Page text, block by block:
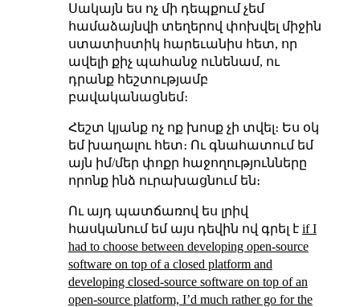
Սակայն ես ոչ մի դեպքում չեմ
համաձայնվի տեղերով փոխվել միջին
ստատիստիկ հարեւանիս հետ, որ
ավելի քիչ պահանջ ունենամ, ու
դրանք հեշտությամբ
բավականացնեմ։
Հեշտ կյանք ոչ ոք խոսք չի տվել։ Ես օկ
եմ խաղալու հետ։ Ու գնահատում եմ
այն իմ/մեր փոքր հաջողությունները
որոնք ինձ ուրախացնում են։
Ու այդ պատճառով ես լրիվ
հասկանում եմ այս դեվին ով գրել է if I
had to choose between developing open-source
software on top of a closed platform and
developing closed-source software on top of an
open-source platform, I’d much rather go for the